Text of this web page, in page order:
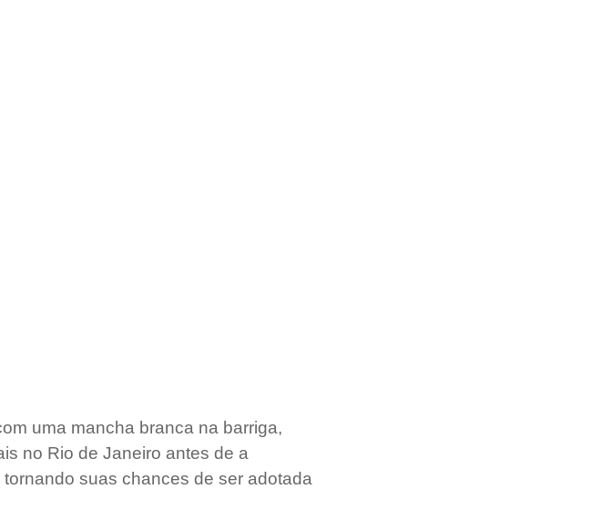
uma mancha branca na barriga,
no Rio de Janeiro antes de a
suas chances de ser adotada